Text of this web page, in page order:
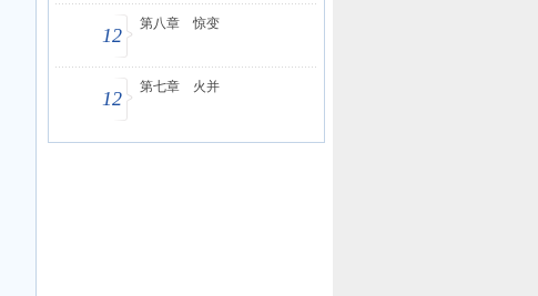
12
第八章 惊变
12
第七章 火并